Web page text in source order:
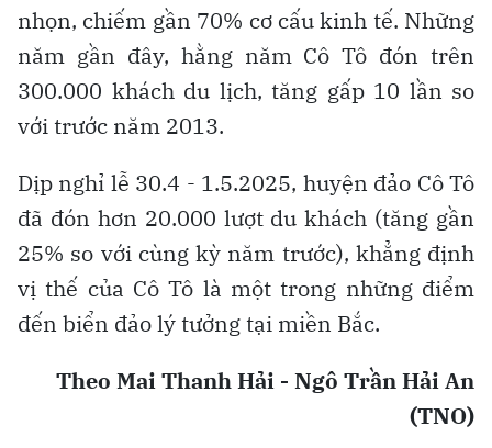
120 khách, ra đảo còn 1,5 giờ.
Đến nay đã có trên 30 tàu cao tốc các loại
kết nối các bến cảng Ao Tiên, Cái Rồng (Vân
Phả) đến Cô Tô. Tháng 7.2023, tuyến bay
thương mại bằng thủy phi cơ kết nối từ đảo
Tuần Châu ra Cô Tô đã chính thức khai thác
chở khách du lịch.
Năm 2012, lãnh đạo huyện Cô Tô đã đề xuất
kéo điện lưới từ đất liền ra đảo. Sau 350
ngày thi công (16.10.2013), dự án kéo điện